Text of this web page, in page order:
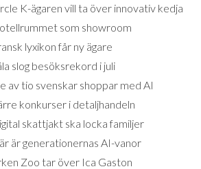
K-ägaren vill ta över innovativ kedja
som showroom
lyxikon får ny ägare
slog besöksrekord i juli
av tio svenskar shoppar med AI
konkurser i detaljhandeln
skattjakt ska locka familjer
är generationernas AI-vanor
Zoo tar över Ica Gaston